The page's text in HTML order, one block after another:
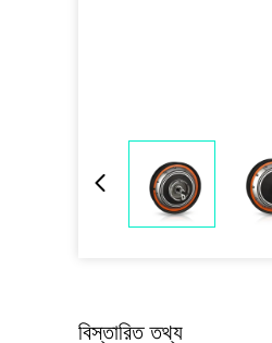
বিস্তারিত তথ্য